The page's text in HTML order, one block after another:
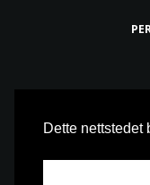
Alle rettigheter
Dette nettstedet